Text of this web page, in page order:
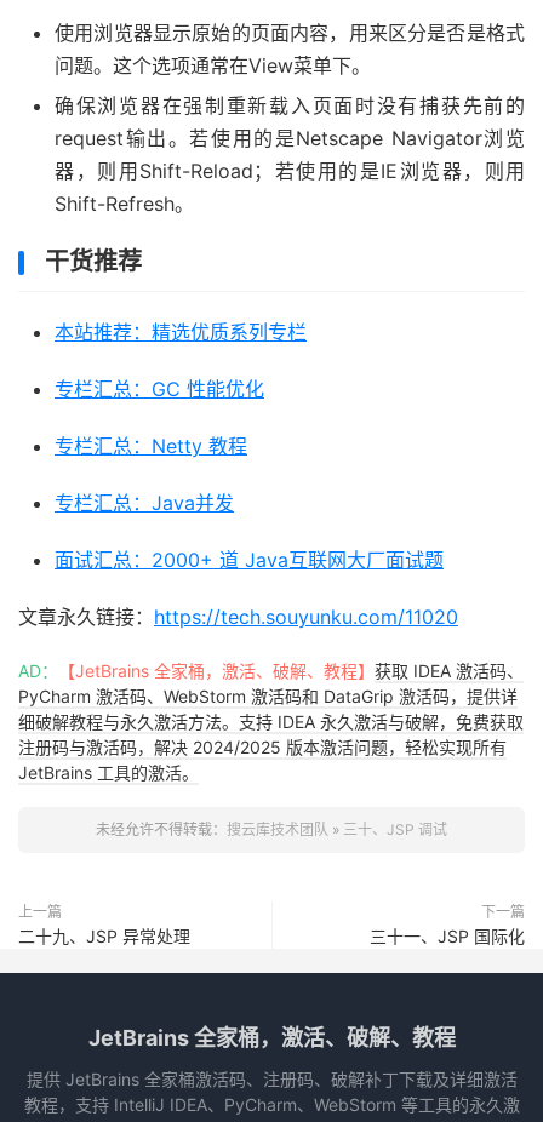
使用浏览器显示原始的页面内容，用来区分是否是格式
问题。这个选项通常在View菜单下。
确保浏览器在强制重新载入页面时没有捕获先前的
request输出。若使用的是Netscape Navigator浏览
器，则用Shift-Reload；若使用的是IE浏览器，则用
Shift-Refresh。
干货推荐
本站推荐：精选优质系列专栏
专栏汇总：GC 性能优化
专栏汇总：Netty 教程
专栏汇总：Java并发
面试汇总：2000+ 道 Java互联网大厂面试题
文章永久链接： https://tech.souyunku.com/11020
AD： 【JetBrains 全家桶，激活、破解、教程】 获取 IDEA 激活码、
PyCharm 激活码、WebStorm 激活码和 DataGrip 激活码，提供详
细破解教程与永久激活方法。支持 IDEA 永久激活与破解，免费获取
注册码与激活码，解决 2024/2025 版本激活问题，轻松实现所有
JetBrains 工具的激活。
未经允许不得转载： 搜云库技术团队 » 三十、JSP 调试
上一篇
二十九、JSP 异常处理
下一篇
三十一、JSP 国际化
JetBrains 全家桶，激活、破解、教程
提供 JetBrains 全家桶激活码、注册码、破解补丁下载及详细激活
教程，支持 IntelliJ IDEA、PyCharm、WebStorm 等工具的永久激